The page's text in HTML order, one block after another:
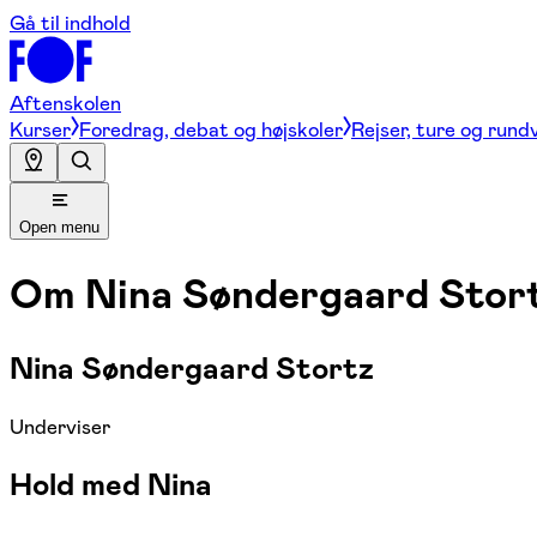
Gå til indhold
Aftenskolen
Kurser Foredrag, debat og højskoler Rejser, ture og
Open menu
Om Nina Søndergaard
Nina Søndergaard Stortz
Underviser
Hold med Nina